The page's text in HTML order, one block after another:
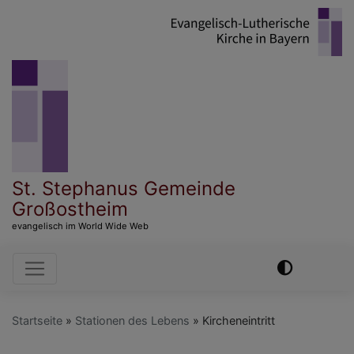
St. Stephanus Gemeinde
Großostheim
evangelisch im World Wide Web
Hauptnavigation
Startseite Stationen des Lebens Kircheneintritt